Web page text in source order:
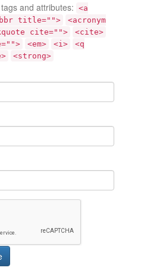
tags and attributes: <a
title="">
<acronym
cite="">
<cite>
<em> <i>
<q
<strong>